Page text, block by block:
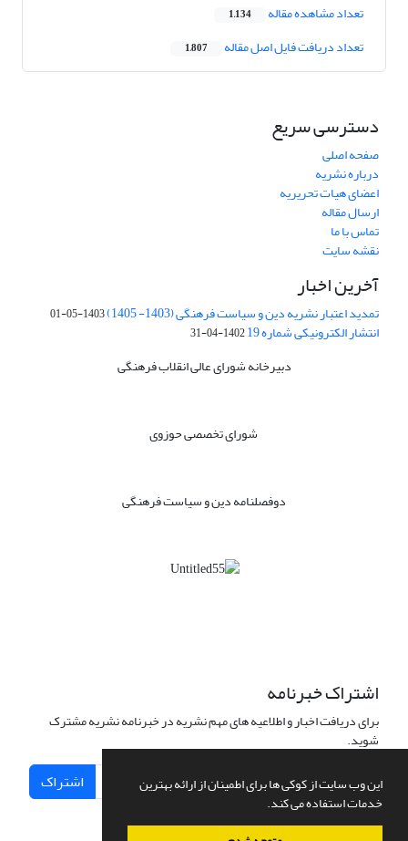
این وب سایت از کوکی ها برای اطمینان از ارائه بهترین
خدمات استفاده می کند.
تعداد مشاهده مقاله 1,134
تعداد دریافت فایل اصل مقاله 1,807
دسترسی سریع
صفحه اصلی
درباره نشریه
اعضای هیات تحریریه
ارسال مقاله
تماس با ما
نقشه سایت
آخرین اخبار
تمدید اعتبار نشریه دین و سیاست فرهنگی (1403- 1405) 1403-05-01
انتشار الکترونیکی شماره 19 1402-04-31
دبیرخانه شورای عالی انقلاب فرهنگی
شورای تخصصی حوزوی
دوفصلنامه دین و سیاست فرهنگی
اشتراک خبرنامه
برای دریافت اخبار و اطلاعیه های مهم نشریه در خبرنامه نشریه مشترک
شوید.
اشتراک